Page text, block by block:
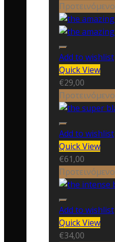
Προτεινόμενο
Add to wishlist
Quick View
€29,00
Προτεινόμενο
Add to wishlist
Quick View
€61,00
Προτεινόμενο
Add to wishlist
Quick View
€34,00